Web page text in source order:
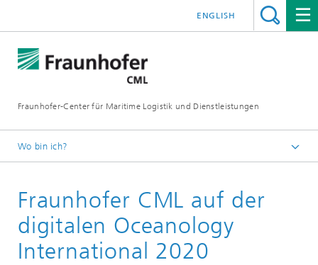
Fraunhofer-Center für Maritime Logistik und Dienstleistungen
ENGLISH
Wo bin ich?
Veranstaltungen
Fraunhofer CML auf der
digitalen Oceanology
International 2020